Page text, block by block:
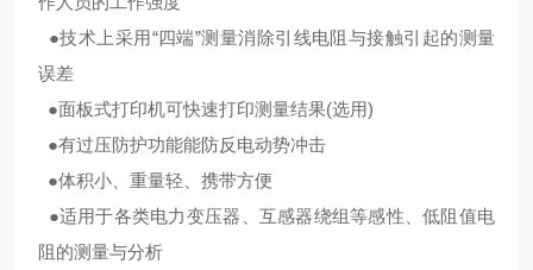
●技术上采用“四端”测量消除引线电阻与接触引起的测量
误差
●面板式打印机可快速打印测量结果(选用)
●有过压防护功能能防反电动势冲击
●体积小、重量轻、携带方便
●适用于各类电力变压器、互感器绕组等感性、低阻值电
阻的测量与分析